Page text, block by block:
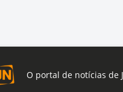
O portal de notícias de